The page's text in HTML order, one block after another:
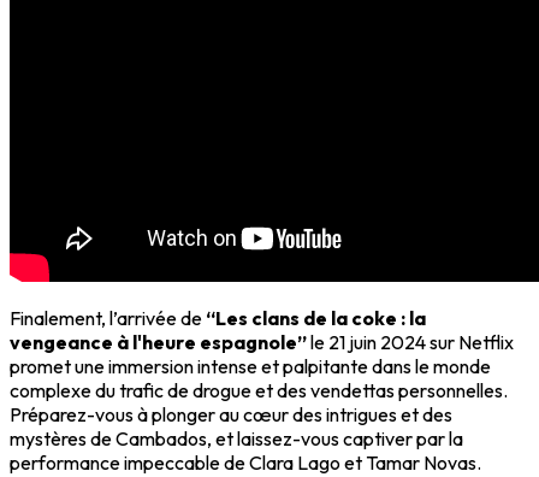
Finalement, l’arrivée de “Les clans de la coke : la
vengeance à l'heure espagnole”le 21 juin 2024 sur Netflix
promet une immersion intense et palpitante dans le monde
complexe du trafic de drogue et des vendettas personnelles.
Préparez-vous à plonger au cœur des intrigues et des
mystères de Cambados, et laissez-vous captiver par la
performance impeccable de Clara Lago et Tamar Novas.